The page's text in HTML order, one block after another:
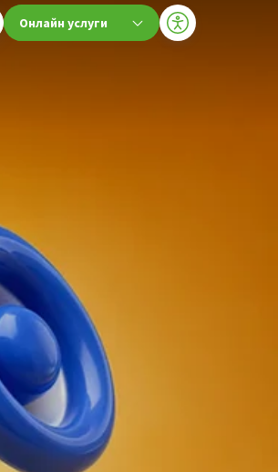
Онлайн услуги